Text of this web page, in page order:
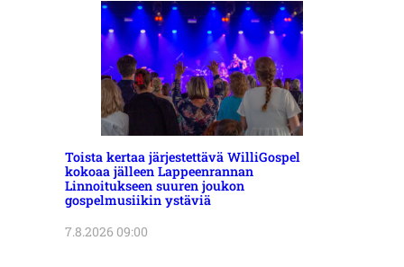
Toista kertaa järjestettävä WilliGospel
kokoaa jälleen Lappeenrannan
Linnoitukseen suuren joukon
gospelmusiikin ystäviä
7.8.2026 09:00